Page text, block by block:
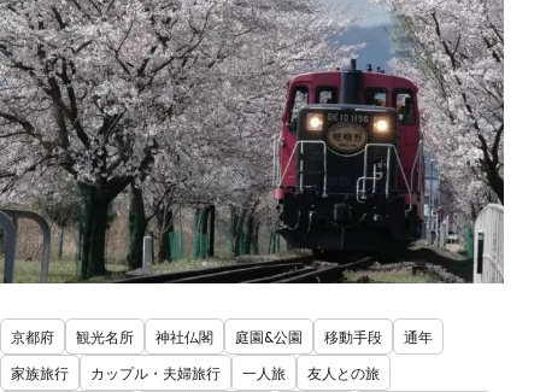
京都府 観光名所 神社仏閣 庭園&公園 移動手段
通年
家族旅行
カップル・夫婦旅行 一人旅
友人との旅